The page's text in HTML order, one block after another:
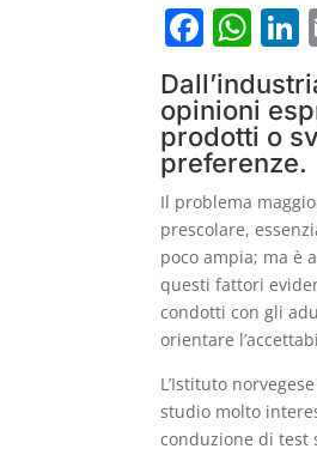
F
a
c
e
b
o
o
k
W
h
at
s
A
p
p
dI
opinioni
prodotti o
preferenze.
Il problema
prescolare,
poco ampia; ma è
questi fattori
condotti con gli
orientare
L’Istituto
studio molto
conduzione di test